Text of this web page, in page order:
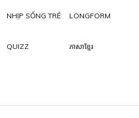
NHỊP SỐNG TRẺ LONGFORM
QUIZZ ភាសាខ្មែរ